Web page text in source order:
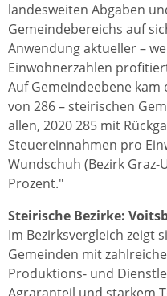
landesweiten Abgaben
Gemeindebereichs auf
Anwendung aktueller –
Einwohnerzahlen
Auf Gemeindeebene kam
von 286 – steirischen
allen, 2020 285 mit
Steuereinnahmen pro
Wundschuh (Bezirk
Prozent."
Steirische Bezirke:
Im Bezirksvergleich zeigt
Gemeinden mit
Produktions- und